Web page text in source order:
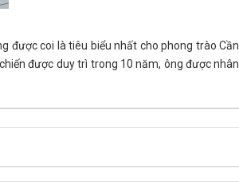
được coi là tiêu biểu nhất cho phong trào Cần
được duy trì trong 10 năm, ông được nhân